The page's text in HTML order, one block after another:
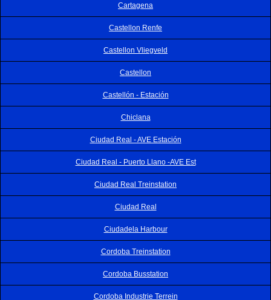
Cartagena
Castellon Renfe
Castellon Vliegveld
Castellon
Castellón - Estación
Chiclana
Ciudad Real - AVE Estación
Ciudad Real - Puerto Llano -AVE Est
Ciudad Real Treinstation
Ciudad Real
Ciudadela Harbour
Cordoba Treinstation
Cordoba Busstation
Cordoba Industrie Terrein